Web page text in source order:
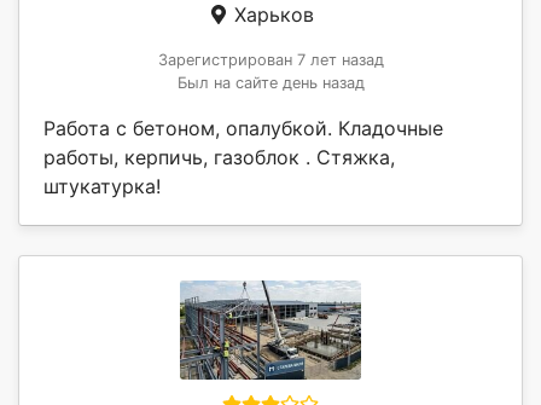
Харьков
Зарегистрирован 7 лет назад
Был на сайте день назад
Работа с бетоном, опалубкой. Кладочные
работы, керпичь, газоблок . Стяжка,
штукатурка!